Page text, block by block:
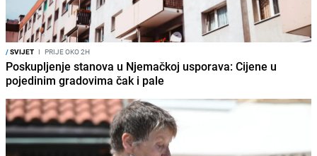
/SVIJET I PRIJE OKO 2H
Poskupljenje stanova u Njemačkoj usporava: Cijene u
pojedinim gradovima čak i pale